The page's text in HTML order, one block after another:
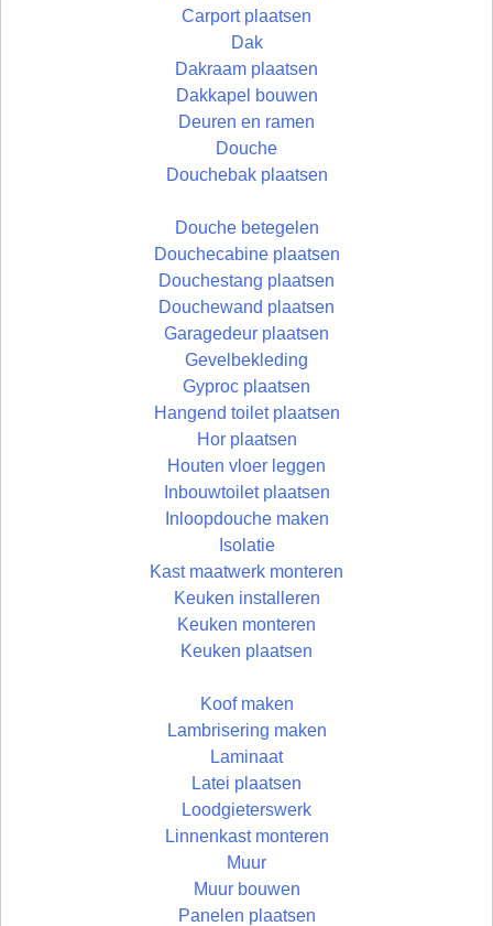
Carport plaatsen
Dak
Dakraam plaatsen
Dakkapel bouwen
Deuren en ramen
Douche
Douchebak plaatsen
Douche betegelen
Douchecabine plaatsen
Douchestang plaatsen
Douchewand plaatsen
Garagedeur plaatsen
Gevelbekleding
Gyproc plaatsen
Hangend toilet plaatsen
Hor plaatsen
Houten vloer leggen
Inbouwtoilet plaatsen
Inloopdouche maken
Isolatie
Kast maatwerk monteren
Keuken installeren
Keuken monteren
Keuken plaatsen
Koof maken
Lambrisering maken
Laminaat
Latei plaatsen
Loodgieterswerk
Linnenkast monteren
Muur
Muur bouwen
Panelen plaatsen